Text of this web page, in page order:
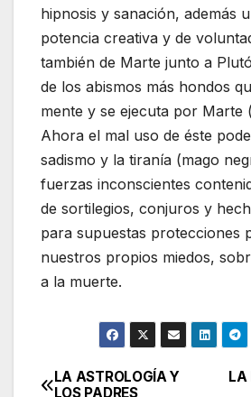
hipnosis y sanación, además
potencia creativa y de
también de Marte junto a
de los abismos más hondos
mente y se ejecuta por Marte
Ahora el mal uso de éste
sadismo y la tiranía (mago
fuerzas inconscientes
de sortilegios, conjuros y
para supuestas protecciones
nuestros propios miedos,
a la muerte.
Navegación
LA
LA ASTROLOGÍA Y
LOS PADRES